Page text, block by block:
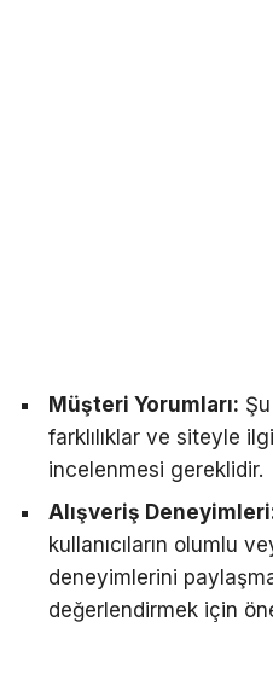
Müşteri Yorumları:
farklılıklar ve siteyle
incelenmesi gereklidir.
Alışveriş
kullanıcıların olumlu
deneyimlerini
değerlendirmek için